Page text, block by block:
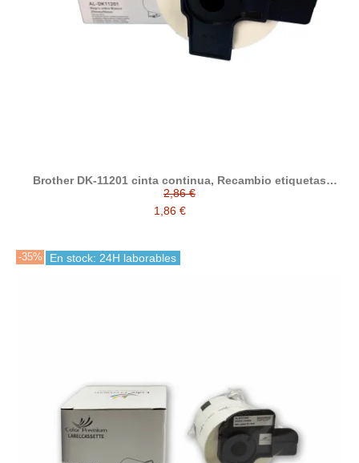
Brother DK-11201 cinta continua, Recambio etiquetas
compatibles
2,86 €
1,86 €
-35% En stock: 24H laborables